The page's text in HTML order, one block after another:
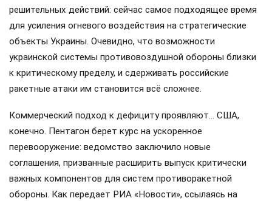
решительных действий: сейчас самое подходящее время
для усиления огневого воздействия на стратегические
объекты Украины. Очевидно, что возможности
украинской системы противовоздушной обороны близки
к критическому пределу, и сдерживать российские
ракетные атаки им становится всё сложнее.
Коммерческий подход к дефициту проявляют… США,
конечно. Пентагон берет курс на ускоренное
перевооружение: ведомство заключило новые
соглашения, призванные расширить выпуск критически
важных компонентов для систем противоракетной
обороны. Как передает РИА «Новости», ссылаясь на